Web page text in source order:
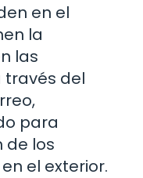
en el
la
las
través del
para
de los
el exterior.